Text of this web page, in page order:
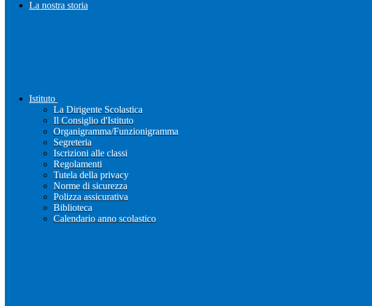
La nostra storia
Istituto
La Dirigente Scolastica
Il Consiglio d'Istituto
Organigramma/Funzionigramma
Segreteria
Iscrizioni alle classi
Regolamenti
Tutela della privacy
Norme di sicurezza
Polizza assicurativa
Biblioteca
Calendario anno scolastico